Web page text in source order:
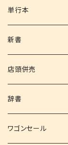
書籍以外
単行本
新書
店頭併売
辞書
ワゴンセール